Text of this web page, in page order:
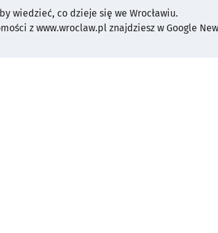
wiedzieć, co dzieje się we Wrocławiu.
z www.wroclaw.pl znajdziesz w Google